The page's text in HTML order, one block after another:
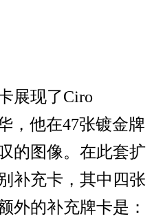
展现了Ciro
，他在47张镀金牌
的图像。在此套扩
补充卡，其中四张
外的补充牌卡是：